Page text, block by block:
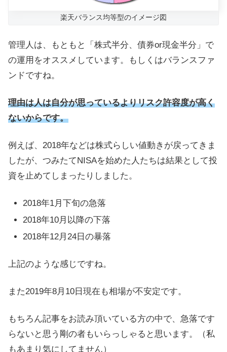
楽天バランス均等型のイメージ図
管理人は、もともと「株式半分、債券or現金半分」で
の運用をオススメしています。もしくはバランスファ
ンドですね。
理由は人は自分が思っているよりリスク許容度が高く
ないからです。
例えば、2018年などは株式らしい値動きが戻ってきま
したが、つみたてNISAを始めた人たちは結果として投
資を止めてしまったりしました。
2018年1月下旬の急落
2018年10月以降の下落
2018年12月24日の暴落
上記のような感じですね。
また2019年8月10日現在も相場が不安定です。
もちろん記事をお読み頂いている方の中で、急落です
らないと思う剛の者もいらっしゃると思います。（私
もあまり気にしてません）